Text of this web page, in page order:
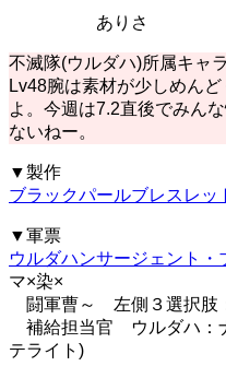
ありさ
不滅隊(ウルダハ)所属キャ
Lv48腕は素材が少しめん
よ。今週は7.2直後でみん
ないねー。
▼製作
ブラックパールブレスレッ
▼軍票
ウルダハンサージェント・
マ×染×
闘軍曹～ 左側３選択肢
補給担当官 ウルダハ：
テライト)